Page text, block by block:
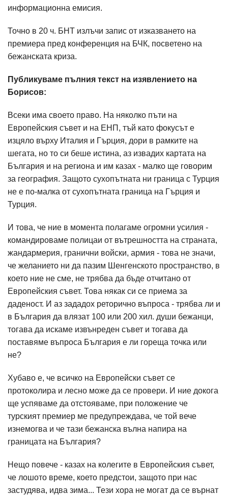
информационна емисия.
Точно в 20 ч. БНТ излъчи запис от изказването на
премиера пред конференция на БЧК, посветено на
бежанската криза.
Публикуваме пълния текст на изявлението на
Борисов:
Всеки има своето право. На няколко пъти на
Европейския съвет и на ЕНП, тъй като фокусът е
изцяло върху Италия и Гърция, дори в рамките на
шегата, но то си беше истина, аз извадих картата на
България и на региона и им казах - малко ще говорим
за география. Защото сухопътната ни граница с Турция
не е по-малка от сухопътната граница на Гърция и
Турция.
И това, че ние в момента полагаме огромни усилия -
командироваме полицаи от вътрешността на страната,
жандармерия, гранични войски, армия - това не значи,
че желанието ни да пазим Шенгенското пространство, в
което ние не сме, не трябва да бъде отчитано от
Европейския съвет. Това някак си се приема за
даденост. И аз зададох реторично въпроса - трябва ли и
в България да влязат 100 или 200 хил. души бежанци,
тогава да искаме извънреден съвет и тогава да
поставяме въпроса България е ли гореща точка или
не?
Хубаво е, че всичко на Европейски съвет се
протоколира и лесно може да се провери. И ние докога
ще успяваме да отстояваме, при положение че
турският премиер ме предупреждава, че той вече
изнемогва и че тази бежанска вълна напира на
границата на България?
Нещо повече - казах на колегите в Европейския съвет,
че лошото време, което предстои, защото при нас
застудява, идва зима... Тези хора не могат да се върнат